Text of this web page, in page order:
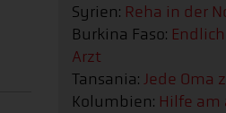
Syrien: Reha in der
Burkina Faso:
Arzt
Tansania: Jede Oma
Kolumbien: Hilfe am